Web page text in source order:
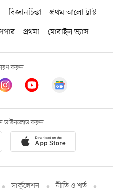
বিজ্ঞানচিন্তা
প্রথম আলো ট্রাস্ট
প্রথমা মোবাইল ভ্যাস
করুন
ডাউনলোড করুন
সার্কুলেশন নীতি ও শর্ত